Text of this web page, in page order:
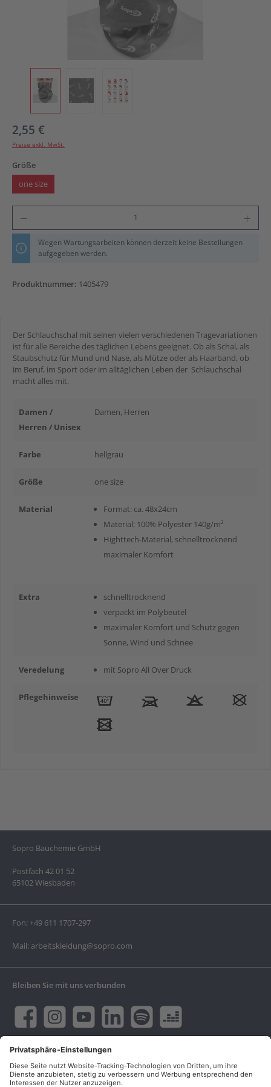
2,55 €
Preise exkl. MwSt.
Größeauswählen
one size
Produkt Anzahl: Gib den gewünschten Wert ein oder benutze die Schaltflächen um die
Wegen Wartungsarbeiten können derzeit keine Bestellungen
aufgegeben werden.
Produktnummer: 1405479
Der Schlauchschal mit seinen vielen verschiedenen Tragevariationen
ist für alle Bereiche des täglichen Lebens geeignet. Ob als Schal, als
Staubschutz für Mund und Nase, als Mütze oder als Haarband, ob
im Beruf, im Sport oder im alltäglichen Leben der Schlauchschal
macht alles mit.
Damen /
Herren / Unisex
Damen, Herren
Farbe hellgrau
Größe one size
Material
Format: ca. 48x24cm
Material: 100% Polyester 140g/m²
Highttech-Material, schnelltrocknend
maximaler Komfort
Extra
schnelltrocknend
verpackt im Polybeutel
maximaler Komfort und Schutz gegen
Sonne, Wind und Schnee
Veredelung mit Sopro All Over Druck
Pflegehinweise
Sopro Bauchemie GmbH
Postfach 42 01 52
65102 Wiesbaden
Fon: +49 611 1707-297
Mail: arbeitskleidung@sopro.com
Bleiben Sie mit uns verbunden
Facebook InstagramYouTube twt.widget.communities.spotify.name